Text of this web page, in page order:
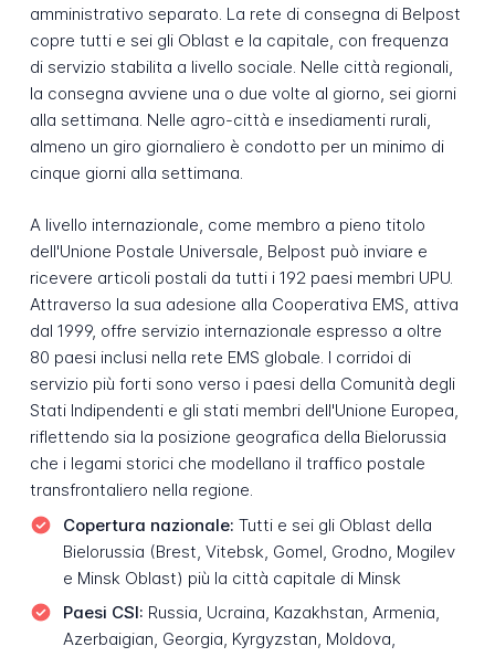
amministrativo separato. La rete di consegna di Belpost
copre tutti e sei gli Oblast e la capitale, con frequenza
di servizio stabilita a livello sociale. Nelle città regionali,
la consegna avviene una o due volte al giorno, sei giorni
alla settimana. Nelle agro-città e insediamenti rurali,
almeno un giro giornaliero è condotto per un minimo di
cinque giorni alla settimana.
A livello internazionale, come membro a pieno titolo
dell'Unione Postale Universale, Belpost può inviare e
ricevere articoli postali da tutti i 192 paesi membri UPU.
Attraverso la sua adesione alla Cooperativa EMS, attiva
dal 1999, offre servizio internazionale espresso a oltre
80 paesi inclusi nella rete EMS globale. I corridoi di
servizio più forti sono verso i paesi della Comunità degli
Stati Indipendenti e gli stati membri dell'Unione Europea,
riflettendo sia la posizione geografica della Bielorussia
che i legami storici che modellano il traffico postale
transfrontaliero nella regione.
Copertura nazionale: Tutti e sei gli Oblast della
Bielorussia (Brest, Vitebsk, Gomel, Grodno, Mogilev
e Minsk Oblast) più la città capitale di Minsk
Paesi CSI: Russia, Ucraina, Kazakhstan, Armenia,
Azerbaigian, Georgia, Kyrgyzstan, Moldova,